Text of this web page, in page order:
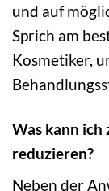
und auf
Sprich am
Kosmetiker,
Was kann ich
reduzieren?
Neben der